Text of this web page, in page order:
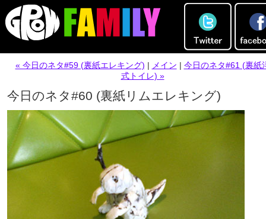
« 今日のネタ#59 (裏紙エレキング) | メイン | 今日のネタ#61 (裏紙
式トイレ) »
今日のネタ#60 (裏紙リムエレキング)